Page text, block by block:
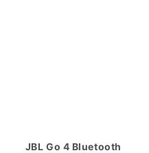
JBL Go 4 Bluetooth